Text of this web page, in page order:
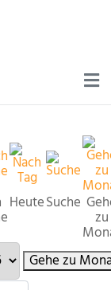
HeuteSuche
zu
Gehe zu